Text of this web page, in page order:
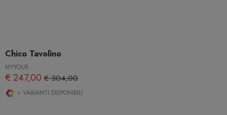
Chico Tavolino
MYYOUR
€ 247,00 € 304,00
+ VARIANTI DISPONIBILI